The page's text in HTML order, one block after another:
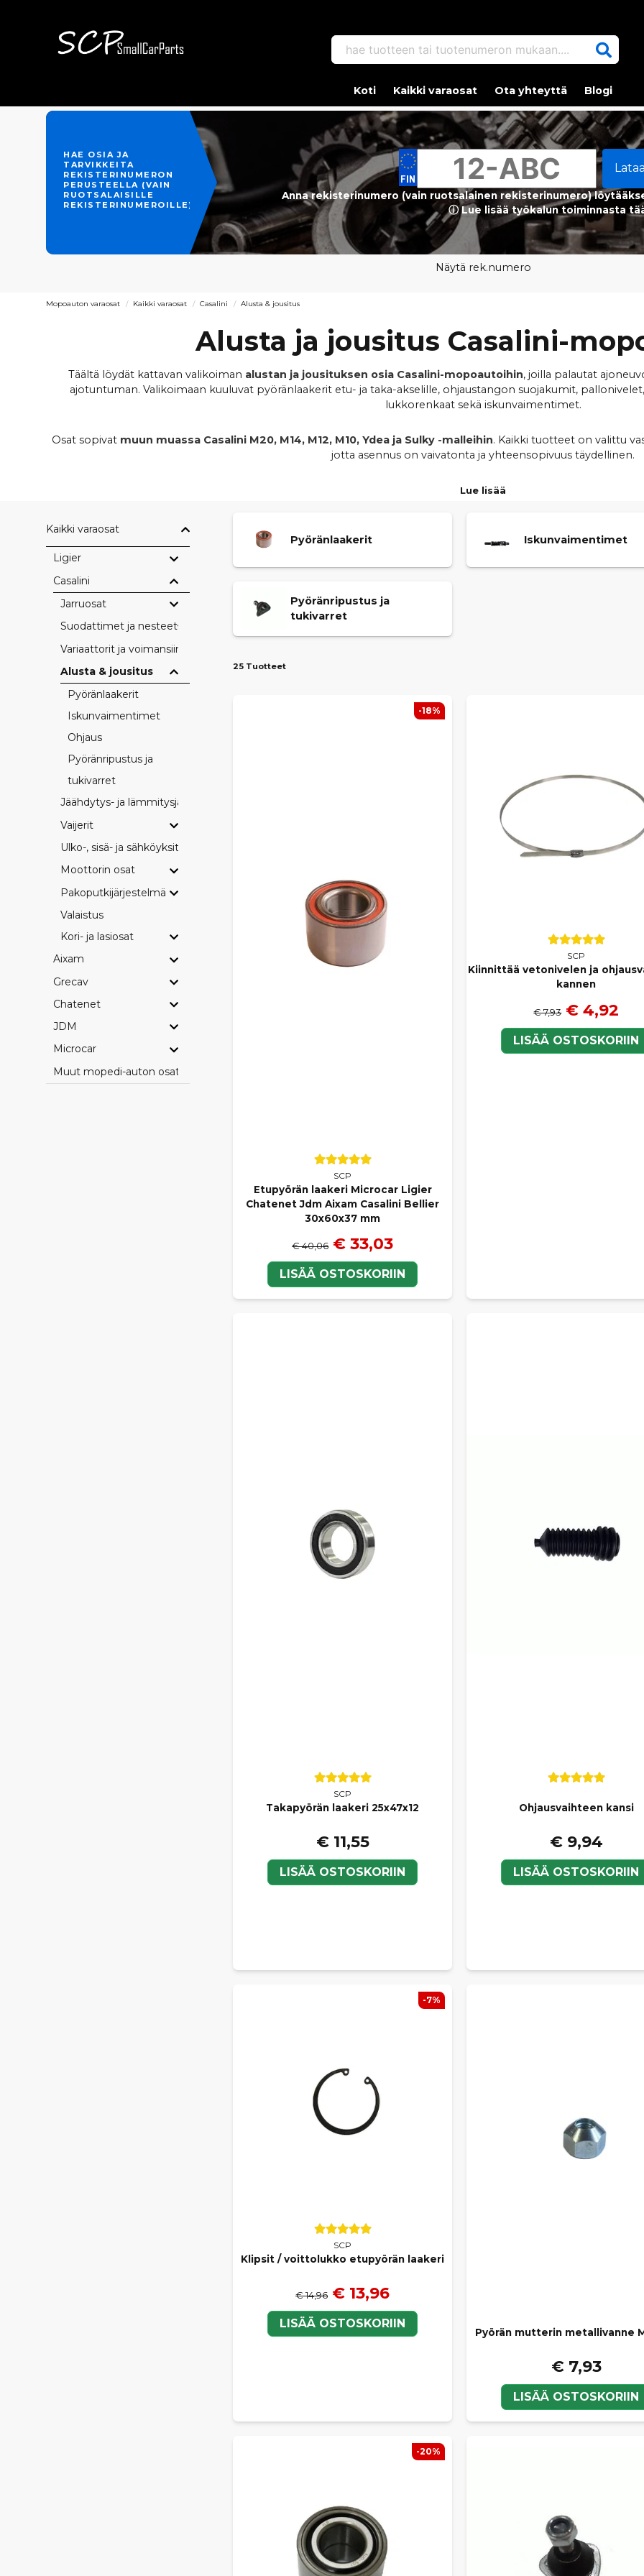
hae tuotteen tai tuotenumeron mukaan....
Koti Kaikki varaosat Ota yhteyttä Blogi
HAE OSIA JA
TARVIKKEITA
REKISTERINUMERON
PERUSTEELLA (VAIN
RUOTSALAISILLE
REKISTERINUMEROILLE)
Anna rekisterinumero (vain ruotsalainen rekisterinumero)
ⓘ Lue lisää työkalun toiminnasta
Näytä rek.numero
Mopoauton varaosat Kaikki varaosat Casalini Alusta & jousitus
Alusta ja jousitus Casalini-
Täältä löydät kattavan valikoiman alustan ja jousituksen osia Casalini-mopoautoihin, joilla palautat
ajotuntuman. Valikoimaan kuuluvat pyöränlaakerit etu- ja taka-akselille, ohjaustangon suojakumit,
lukkorenkaat sekä iskunvaimentimet.
Osat sopivat muun muassa Casalini M20, M14, M12, M10, Ydea ja Sulky -malleihin. Kaikki tuotteet on valittu
jotta asennus on vaivatonta ja yhteensopivuus täydellinen.
Väljä tai kulunut alusta heikentää ajovakautta ja ohjattavuutta. Oikeilla alustan ja jousituksen komponenteilla
Lue lisää
Kaikki varaosat
Ligier
Casalini
Jarruosat
Suodattimet ja nesteet
Variaattorit ja voimansiirto
Alusta & jousitus
Pyöränlaakerit
Iskunvaimentimet
Ohjaus
Pyöränripustus ja
tukivarret
Jäähdytys- ja lämmitysjärjestelmä
Vaijerit
Ulko-, sisä- ja sähköyksityiskohdat
Moottorin osat
Pakoputkijärjestelmä
Valaistus
Kori- ja lasiosat
Aixam
Grecav
Chatenet
JDM
Microcar
Muut mopedi-auton osat
Pyöränlaakerit Iskunvaimentimet
Pyöränripustus ja
tukivarret
25 Tuotteet
SCP
Etupyörän laakeri Microcar Ligier
Chatenet Jdm Aixam Casalini Bellier
30x60x37 mm
€ 40,06 € 33,03
LISÄÄ OSTOSKORIIN
-18%
SCP
Kiinnittää vetonivelen ja
kannen
€ 7,93 € 4,92
LISÄÄ OSTOSKORIIN
SCP
Takapyörän laakeri 25x47x12
€ 11,55
LISÄÄ OSTOSKORIIN
Ohjausvaihteen kansi
€ 9,94
LISÄÄ OSTOSKORIIN
SCP
Klipsit / voittolukko etupyörän laakeri
€ 14,96 € 13,96
LISÄÄ OSTOSKORIIN
-7%
Pyörän mutterin metallivanne
€ 7,93
LISÄÄ OSTOSKORIIN
-20%